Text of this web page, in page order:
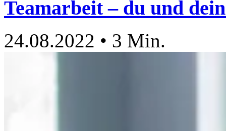
Teamarbeit – du und
24.08.2022 • 3 Min.